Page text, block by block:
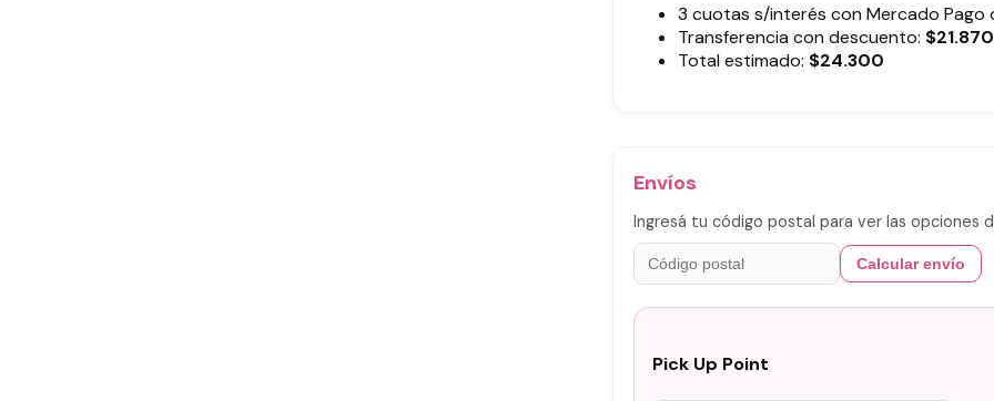
3 cuotas s/interés con Mercado Pago
Transferencia con descuento: $21.870
Total estimado: $24.300
Envíos
Ingresá tu código postal para ver las opciones
Calcular envío
Pick Up Point